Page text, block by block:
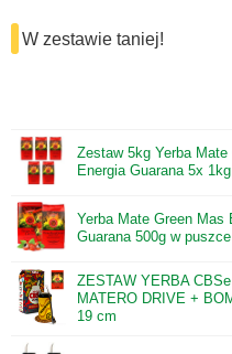
W zestawie taniej!
Zestaw 5kg Yerba Mate
Energia Guarana 5x 1kg
Yerba Mate Green Mas
Guarana 500g w puszce
ZESTAW YERBA CBSe
MATERO DRIVE +
19 cm